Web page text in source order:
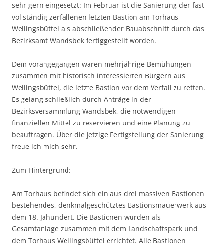
sehr gern eingesetzt: Im Februar ist die Sanierung der fast
vollständig zerfallenen letzten Bastion am Torhaus
Wellingsbüttel als abschließender Bauabschnitt durch das
Bezirksamt Wandsbek fertiggestellt worden.
Dem vorangegangen waren mehrjährige Bemühungen
zusammen mit historisch interessierten Bürgern aus
Wellingsbüttel, die letzte Bastion vor dem Verfall zu retten.
Es gelang schließlich durch Anträge in der
Bezirksversammlung Wandsbek, die notwendigen
finanziellen Mittel zu reservieren und eine Planung zu
beauftragen. Über die jetzige Fertigstellung der Sanierung
freue ich mich sehr.
Zum Hintergrund:
Am Torhaus befindet sich ein aus drei massiven Bastionen
bestehendes, denkmalgeschütztes Bastionsmauerwerk aus
dem 18. Jahundert. Die Bastionen wurden als
Gesamtanlage zusammen mit dem Landschaftspark und
dem Torhaus Wellingsbüttel errichtet. Alle Bastionen